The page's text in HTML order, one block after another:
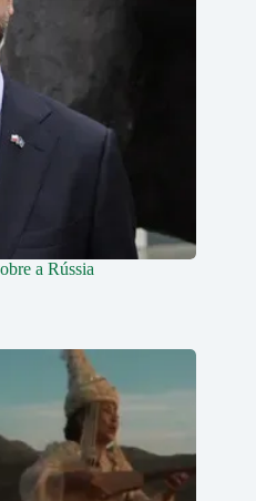
a Rússia